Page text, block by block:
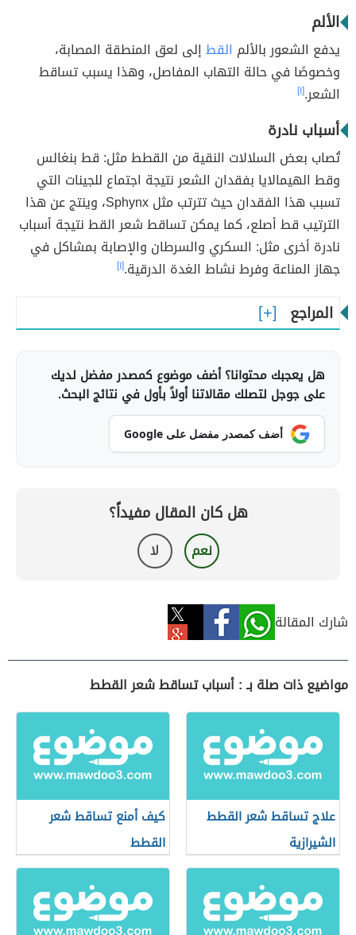
الألم
يدفع الشعور بالألم القطإلى لعق المنطقة المصابة،
وخصوصًا في حالة التهاب المفاصل، وهذا يسبب تساقط
الشعر.[١]
أسباب نادرة
تُصاب بعض السلالات النقية من القطط مثل: قط بنغالس
وقط الهيمالايا بفقدان الشعر نتيجة اجتماع للجينات التي
تسبب هذا الفقدان حيث تترتب مثل Sphynx، وينتج عن هذا
الترتيب قط أصلع، كما يمكن تساقط شعر القط نتيجة أسباب
نادرة أخرى مثل: السكري والسرطان والإصابة بمشاكل في
جهاز المناعة وفرط نشاط الغدة الدرقية.[١]
المراجع
هل يعجبك محتوانا؟ أضف موضوع كمصدر مفضل لديك
على جوجل لتصلك مقالاتنا أولاً بأول في نتائج البحث.
أضف كمصدر مفضل على Google
هل كان المقال مفيداً؟
نعم لا
شارك المقالة
مواضيع ذات صلة بـ : أسباب تساقط شعر القطط
علاج تساقط شعر القطط
الشيرازية
كيف أمنع تساقط شعر
القطط